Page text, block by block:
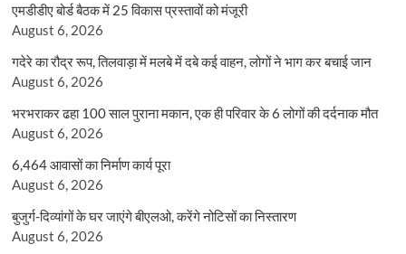
एमडीडीए बोर्ड बैठक में 25 विकास प्रस्तावों को मंजूरी
August 6, 2026
गदेरे का रौद्र रूप, तिलवाड़ा में मलबे में दबे कई वाहन, लोगों ने भाग कर बचाई जान
August 6, 2026
भरभराकर ढहा 100 साल पुराना मकान, एक ही परिवार के 6 लोगों की दर्दनाक मौत
August 6, 2026
6,464 आवासों का निर्माण कार्य पूरा
August 6, 2026
बुजुर्ग-दिव्यांगों के घर जाएंगे बीएलओ, करेंगे नोटिसों का निस्तारण
August 6, 2026